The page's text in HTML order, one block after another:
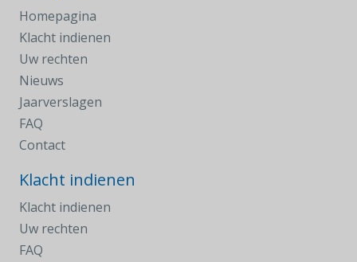
Homepagina
Klacht indienen
Uw rechten
Nieuws
Jaarverslagen
FAQ
Contact
Klacht indienen
Klacht indienen
Uw rechten
FAQ